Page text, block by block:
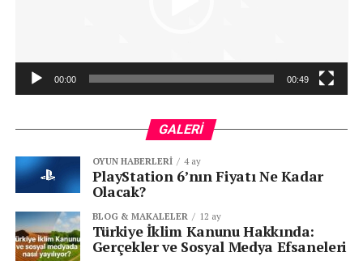
00:00 00:49
GALERI
OYUN HABERLERI 4 ay
PlayStation 6’nın Fiyatı Ne Kadar
Olacak?
BLOG & MAKALELER 12 ay
Türkiye İklim Kanunu Hakkında:
Gerçekler ve Sosyal Medya Efsaneleri